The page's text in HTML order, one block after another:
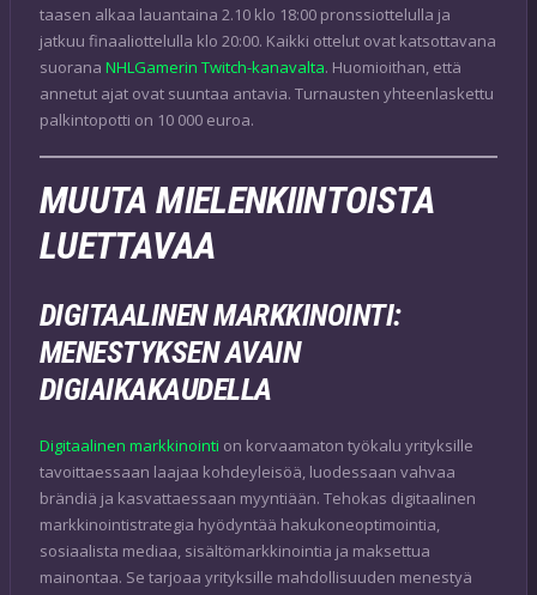
taasen alkaa lauantaina 2.10 klo 18:00 pronssiottelulla ja
jatkuu finaaliottelulla klo 20:00. Kaikki ottelut ovat katsottavana
suorana NHLGamerin Twitch-kanavalta. Huomioithan, että
annetut ajat ovat suuntaa antavia. Turnausten yhteenlaskettu
palkintopotti on 10 000 euroa.
MUUTA MIELENKIINTOISTA
LUETTAVAA
DIGITAALINEN MARKKINOINTI:
MENESTYKSEN AVAIN
DIGIAIKAKAUDELLA
Digitaalinen markkinointi on korvaamaton työkalu yrityksille
tavoittaessaan laajaa kohdeyleisöä, luodessaan vahvaa
brändiä ja kasvattaessaan myyntiään. Tehokas digitaalinen
markkinointistrategia hyödyntää hakukoneoptimointia,
sosiaalista mediaa, sisältömarkkinointia ja maksettua
mainontaa. Se tarjoaa yrityksille mahdollisuuden menestyä